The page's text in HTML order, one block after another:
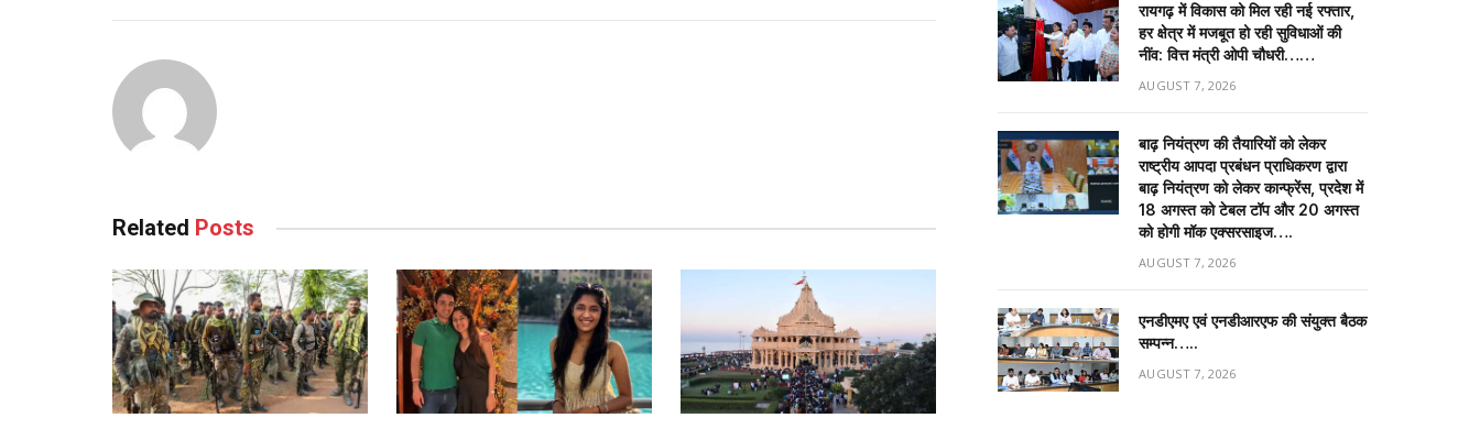
Related Posts
रायगढ़ में विकास को मिल रही नई रफ्तार,
हर क्षेत्र में मजबूत हो रही सुविधाओं की
नींव: वित्त मंत्री ओपी चौधरी……
AUGUST 7, 2026
बाढ़ नियंत्रण की तैयारियों को लेकर
राष्ट्रीय आपदा प्रबंधन प्राधिकरण द्वारा
बाढ़ नियंत्रण को लेकर कान्फ्रेंस, प्रदेश में
18 अगस्त को टेबल टॉप और 20 अगस्त
को होगी मॉक एक्सरसाइज….
AUGUST 7, 2026
एनडीएमए एवं एनडीआरएफ की संयुक्त बैठक
सम्पन्न…..
AUGUST 7, 2026